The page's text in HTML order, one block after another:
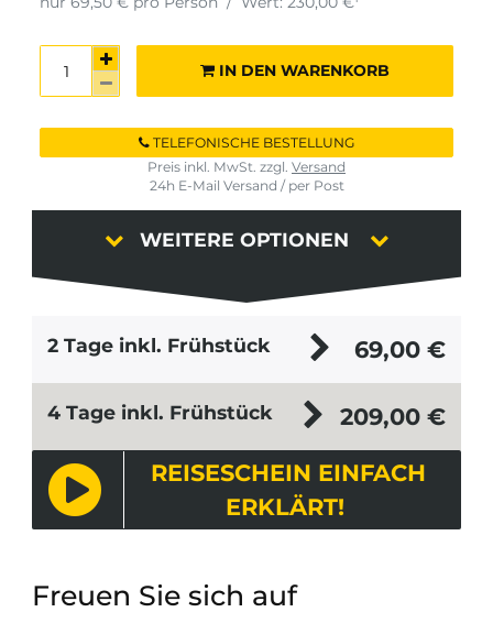
Freuen Sie sich auf
IN DEN WARENKORB
TELEFONISCHE BESTELLUNG
Preis inkl. MwSt. zzgl. Versand
24h E-Mail Versand / per Post
WEITERE OPTIONEN
2 Tage inkl. Frühstück 69,00 €
4 Tage inkl. Frühstück 209,00 €
REISESCHEIN EINFACH
ERKLÄRT!